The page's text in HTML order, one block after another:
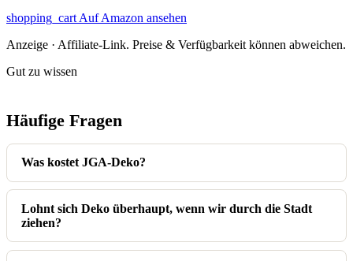
shopping_cart Auf Amazon ansehen
Anzeige · Affiliate-Link. Preise & Verfügbarkeit können abweichen.
Gut zu wissen
Häufige Fragen
Was kostet JGA-Deko?
Lohnt sich Deko überhaupt, wenn wir durch die Stadt
ziehen?